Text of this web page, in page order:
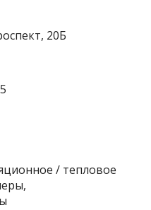
20Б
/ тепловое